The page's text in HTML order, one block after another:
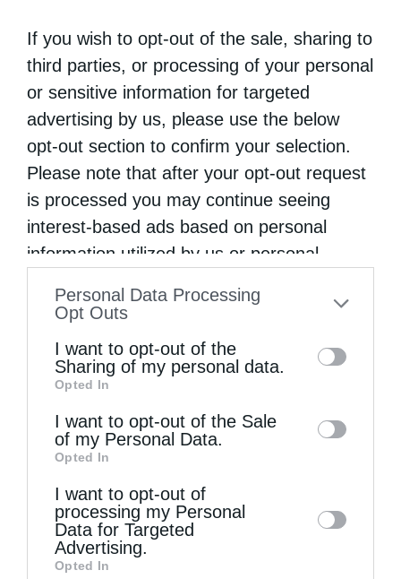
If you wish to opt-out of the sale, sharing to
third parties, or processing of your personal
or sensitive information for targeted
advertising by us, please use the below
opt-out section to confirm your selection.
Please note that after your opt-out request
is processed you may continue seeing
interest-based ads based on personal
information utilized by us or personal
to your opt-out. You may separately opt-out
information by third parties on the IAB’s list
of downstream participants. This
information may also be disclosed by us to
third parties on theIAB’s List of
Downstream Participants
disclose it to other third parties.
Personal Data Processing
Opt Outs
I want to opt-out of the
Sharing of my personal data.
Opted In
I want to opt-out of the Sale
of my Personal Data.
Opted In
I want to opt-out of
processing my Personal
Data for Targeted
Advertising.
Opted In
Τελευταία άρθρα
Αυστραλίας Μακάριος: «Ο Χριστός έδειξε τη